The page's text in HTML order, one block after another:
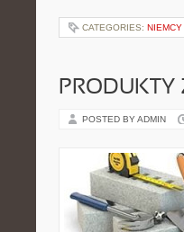
CATEGORIES: NIEMCY
PRODUKTY
POSTED BY ADMIN